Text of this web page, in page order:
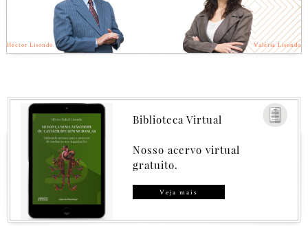
Héctor Lisondo Valéria Lisondo
Biblioteca Virtual
Nosso acervo virtual
gratuito.
Veja mais